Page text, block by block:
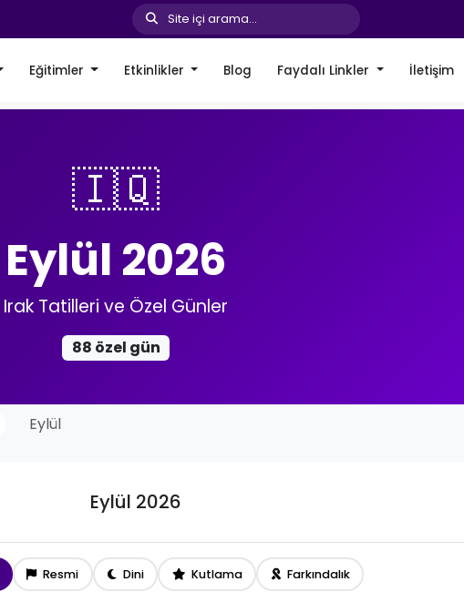
Site içi arama...
Eğitimler Etkinlikler Blog Faydalı Linkler İletişim
🇮🇶
Eylül 2026
Irak Tatilleri ve Özel Günler
88 özel gün
Eylül
Eylül 2026
Resmi Dini Kutlama Farkındalık